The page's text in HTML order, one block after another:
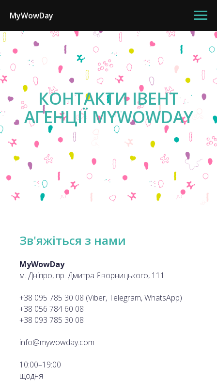
MyWowDay
КОНТАКТИ ІВЕНТ
АГЕНЦІЇ MYWOWDAY
Зв'яжіться з нами
MyWowDay
м. Дніпро, пр. Дмитра Яворницького, 111
+38 095 785 30 08 (Viber, Telegram, WhatsApp)
+38 0‎56 784 60 08
+38 ‎093 785 30 08
info@mywowday.com
10:00–19:00
щодня